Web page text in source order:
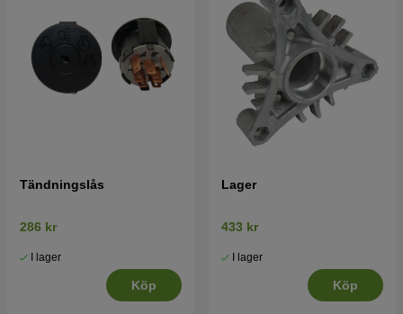
Tändningslås
286 kr
I lager
Köp
Lager
433 kr
I lager
Köp